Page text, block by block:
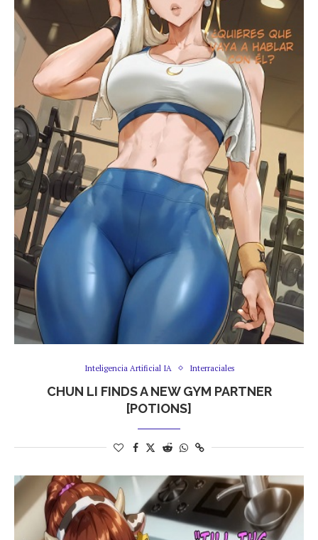
Inteligencia Artificial IA Interraciales
CHUN LI FINDS A NEW GYM PARTNER
[POTIONS]